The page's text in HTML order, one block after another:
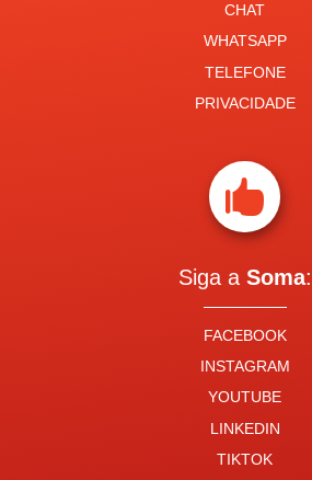
CHAT
WHATSAPP
TELEFONE
PRIVACIDADE

Siga a Soma:
FACEBOOK
INSTAGRAM
YOUTUBE
LINKEDIN
TIKTOK